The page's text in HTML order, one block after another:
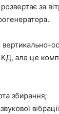
за
але це
збирання;